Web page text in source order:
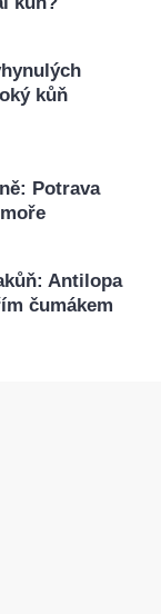
kůň
Potrava
Antilopa
čumákem